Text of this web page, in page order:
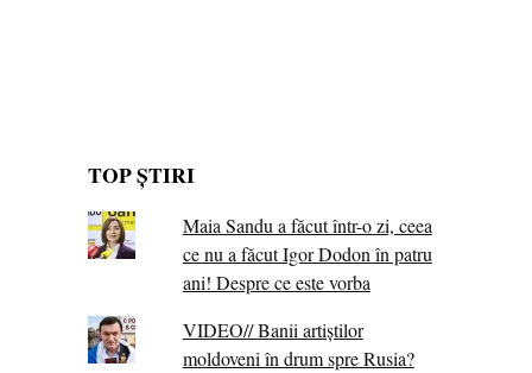
TOP ȘTIRI
Maia Sandu a făcut într-o zi, ceea
ce nu a făcut Igor Dodon în patru
ani! Despre ce este vorba
VIDEO// Banii artiștilor
moldoveni în drum spre Rusia?